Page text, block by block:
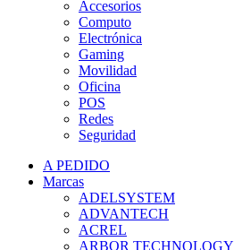
Accesorios
Computo
Electrónica
Gaming
Movilidad
Oficina
POS
Redes
Seguridad
A PEDIDO
Marcas
ADELSYSTEM
ADVANTECH
ACREL
ARBOR TECHNOLOGY